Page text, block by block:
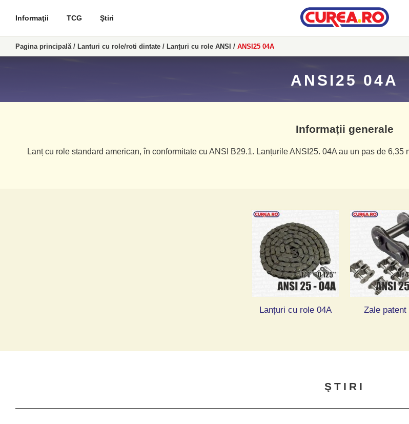
Informaţii TCG Ştiri
Pagina principală / Lanturi cu role/roti dintate / Lanțuri cu role ANSI / ANSI25 04A
ANSI25 04A
Informații generale
Lanț cu role standard american, în conformitate cu ANSI B29.1. Lanțurile ANSI25. 04A au un pas de
Lanțuri cu role 04A Zale patent
ŞTIRI